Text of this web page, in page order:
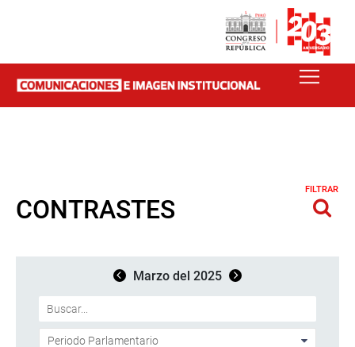
CONTRASTES
FILTRAR
Marzo del 2025